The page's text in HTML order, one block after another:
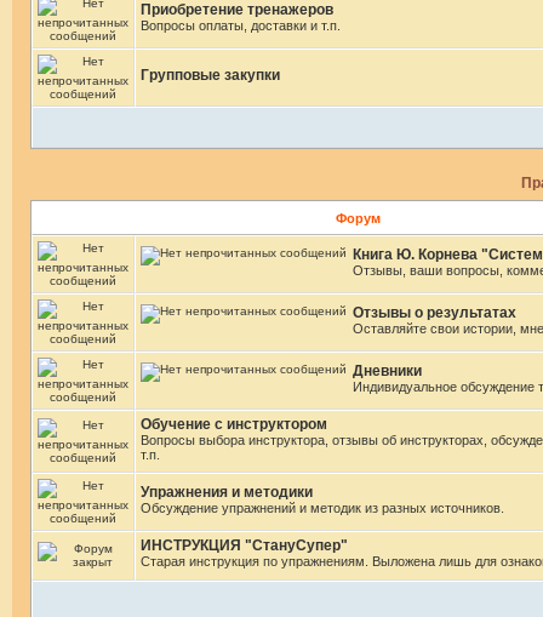
Приобретение тренажеров
Вопросы оплаты, доставки и т.п.
Групповые закупки
Форум
Книга Ю. Корнева
Отзывы, ваши вопросы,
Отзывы о результатах
Оставляйте свои истории,
Дневники
Индивидуальное обсуждение
Обучение с инструктором
Вопросы выбора инструктора, отзывы об инструкторах,
т.п.
Упражнения и методики
Обсуждение упражнений и методик из разных источников.
ИНСТРУКЦИЯ "СтануСупер"
Старая инструкция по упражнениям. Выложена лишь для